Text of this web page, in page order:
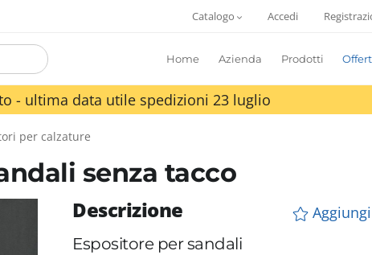
Catalogo Accedi
Home Azienda Prodotti
- ultima data utile spedizioni 23 luglio
per calzature
senza tacco
Descrizione
Espositore per sandali